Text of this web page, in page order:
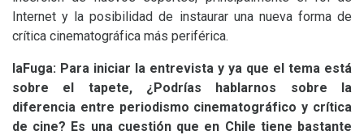
Internet y la posibilidad de instaurar una nueva forma de
crítica cinematográfica más periférica.
laFuga: Para iniciar la entrevista y ya que el tema está
sobre el tapete, ¿Podrías hablarnos sobre la
diferencia entre periodismo cinematográfico y crítica
de cine? Es una cuestión que en Chile tiene bastante